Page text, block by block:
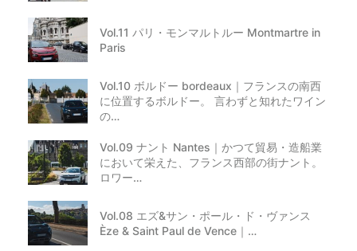
Vol.11 パリ・モンマルトルー Montmartre in
Paris
Vol.10 ボルドー bordeaux｜フランスの南西
に位置するボルドー。 言わずと知れたワイン
の…
Vol.09 ナント Nantes｜かつて貿易・造船業
において栄えた、フランス西部の街ナント。
ロワー…
Vol.08 エズ&サン・ポール・ド・ヴァンス
Èze & Saint Paul de Vence｜…